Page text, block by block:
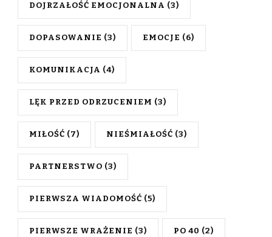
DOJRZAŁOŚĆ EMOCJONALNA (3)
DOPASOWANIE (3) EMOCJE (6)
KOMUNIKACJA (4)
LĘK PRZED ODRZUCENIEM (3)
MIŁOŚĆ (7) NIEŚMIAŁOŚĆ (3)
PARTNERSTWO (3)
PIERWSZA WIADOMOŚĆ (5)
PIERWSZE WRAŻENIE (3) PO 40 (2)